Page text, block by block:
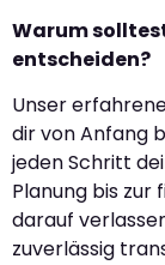
Warum
entscheiden?
Unser
dir von Anfang
jeden Schritt
Planung bis zur
darauf
zuverlässig